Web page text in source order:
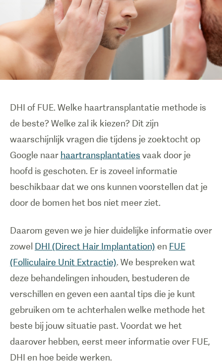
DHI of FUE. Welke haartransplantatie methode is
de beste? Welke zal ik kiezen? Dit zijn
waarschijnlijk vragen die tijdens je zoektocht op
Google naar haartransplantaties vaak door je
hoofd is geschoten. Er is zoveel informatie
beschikbaar dat we ons kunnen voorstellen dat je
door de bomen het bos niet meer ziet.
Daarom geven we je hier duidelijke informatie over
zowel DHI (Direct Hair Implantation) en FUE
(Folliculaire Unit Extractie). We bespreken wat
deze behandelingen inhouden, bestuderen de
verschillen en geven een aantal tips die je kunt
gebruiken om te achterhalen welke methode het
beste bij jouw situatie past. Voordat we het
daarover hebben, eerst meer informatie over FUE,
DHI en hoe beide werken.